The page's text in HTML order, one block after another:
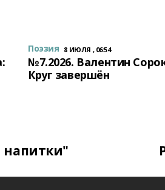
Поэзия 8 ИЮЛЯ , 06:54
№7.2026. Валентин
Круг завершён
напитки"